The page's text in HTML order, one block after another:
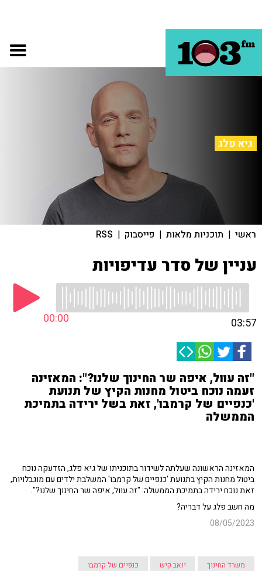
גיא פלג
ראשי | תוכניות מלאות | פייסבוק |
RSS
עניין של סדר עדיפויות
00:00 03:57
"זה עוול, איפה שר החינוך שלנו?": המאזינה
זעמה נוכח ביטול מחנות הקיץ של תנועת
'כנפיים של קרמבו', זאת בשל ירידה בתמיכת
הממשלה
המאזינה הראשונה שעלתה לשידור בתוכניתו של גיא פלג, הזדעקה נוכח
ביטול מחנות הקיץ בתנועת 'כנפיים של קרמבו' המשלבת ילדים עם מוגבלויות,
זאת נוכח ירידה בתמיכת הממשלה: "זה עוול, איפה שר החינוך שלנו?".
מה חשב פלג על דבריה?
08/05/2023
משרד החינוך יואב קיש
כנפיים של קרמבו